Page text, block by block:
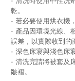
乾。
- 若必要使用烘衣機
- 產品因環境光線、
誤差，以實際收到的
- 深色床寢與淺色床
- 清洗完請將被套及
皺褶。